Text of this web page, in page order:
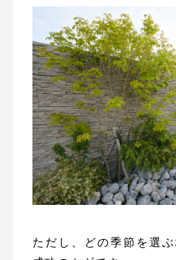
ただし、どの季節を選